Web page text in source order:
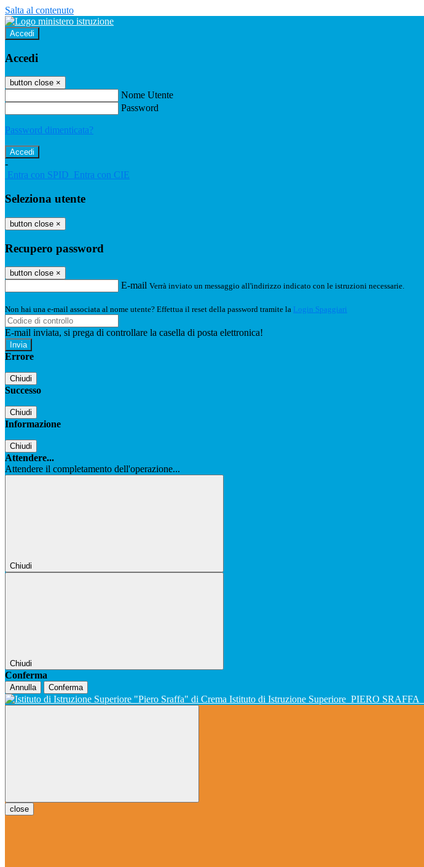
Salta al contenuto
Accedi
Accedi
button close ×
Nome Utente
Password
Password dimenticata?
-
Entra con SPID Entra con CIE
Seleziona utente
button close ×
Recupero password
button close ×
E-mail Verrà inviato un messaggio all'indirizzo indicato con le istruzioni necessarie.
Non hai una e-mail associata al nome utente? Effettua il reset della password tramite la Login Spaggiari
E-mail inviata, si prega di controllare la casella di posta elettronica!
Errore
Chiudi
Successo
Chiudi
Informazione
Chiudi
Attendere...
Attendere il completamento dell'operazione...
Chiudi
Chiudi
Conferma
Annulla Conferma
Istituto di Istruzione Superiore PIERO SRAFFA
close